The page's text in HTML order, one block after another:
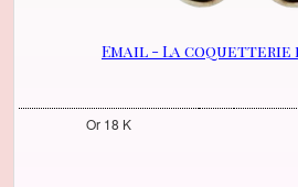
Email - La coquetterie
Or 18 K